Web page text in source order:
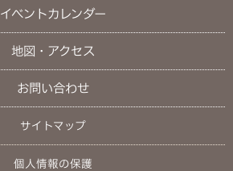
イベントカレンダー
地図・アクセス
お問い合わせ
サイトマップ
個人情報の保護